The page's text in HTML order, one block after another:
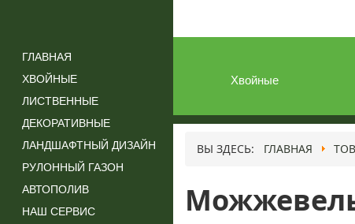
Хвойные
ГЛАВНАЯ
ХВОЙНЫЕ
ЛИСТВЕННЫЕ
ДЕКОРАТИВНЫЕ
ЛАНДШАФТНЫЙ ДИЗАЙН
РУЛОННЫЙ ГАЗОН
АВТОПОЛИВ
НАШ СЕРВИС
ВЫ ЗДЕСЬ: ГЛАВНАЯ